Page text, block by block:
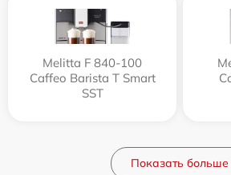
Melitta F 840-100
Caffeo Barista T Smart
SST
Показать больше